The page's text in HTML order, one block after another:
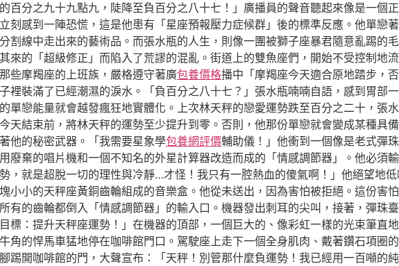
百分之九十九點九，陡降至負百分之八十七！」廣播員的聲音聽起來像是一個
刻感到一陣恐慌，這是他患有「星座預報壓力症候群」後的標準反應。他單戀
割線中走出來的藝術品。而張水瓶的人生，則像一團被獅子座暴君隨意亂踢的
來的「超級修正」而陷入了荒謬的混亂。街道上的雙魚座們，開始不受控制地
些摩羯座的上班族，嚴格遵守著廣包養價格播中「摩羯座今天適合原地踏步，
裡裝滿了已經潮濕的淚水。「負百分之八十七？」張水瓶喃喃自語，感到胃部
單戀能量就會越發瘋狂地實體化。上次林天秤的戀愛運勢跌至百分之二十，張
天結束前，將林天秤的運勢至少提升到零。否則，他那份單戀就會變成某種具
他的秘密武器。「我需要星象學包養網評價輔助儀！」他衝到一個像是老式彈
廢棄的唱片機和一個不知名的外星計算器改造而成的「情感調節器」。他必須
，就是超脫一切的理性與冷靜…才怪！我只有一腔熱血的傻氣啊！」他絕望地
小小的天秤座黃銅齒輪組成的音樂盒。他從未送出，因為害怕被拒絕。這份害
有的齒輪都倒入「情感調節器」的輸入口。機器發出刺耳的尖叫，接著，彈珠
標：提升天秤座運勢！」在機器的頂部，一個巨大的、像彩虹一樣的光束筆直
角的悍馬車猛地停在咖啡館門口。駕駛座上走下一個全身肌肉、戴著鑽石項圈
開咖啡館的門，大聲宣布：「天秤！別管那什麼負運勢！我已經用一百噸的